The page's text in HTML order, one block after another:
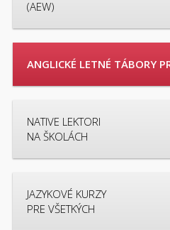
(AEW)
ANGLICKÉ LETNÉ TÁBORY
NATIVE LEKTORI
NA ŠKOLÁCH
JAZYKOVÉ KURZY
PRE VŠETKÝCH